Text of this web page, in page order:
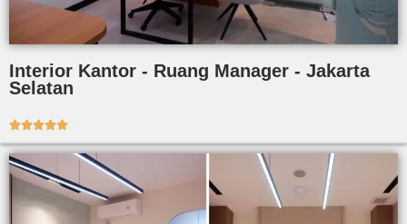
Interior Kantor - Ruang Manager - Jakarta
Selatan
